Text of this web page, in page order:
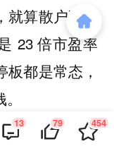
算散户不懂
23 倍市盈率
都是常态，
。
13 79 454